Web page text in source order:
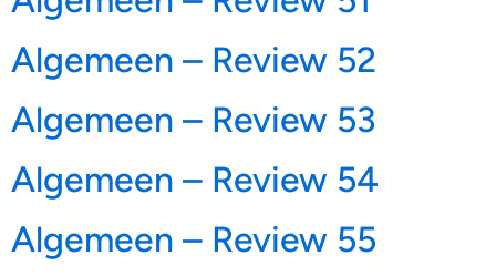
Algemeen – Review 52
Algemeen – Review 53
Algemeen – Review 54
Algemeen – Review 55